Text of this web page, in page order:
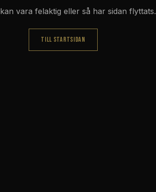
vara felaktig eller så har sidan flyttats.
TILL STARTSIDAN